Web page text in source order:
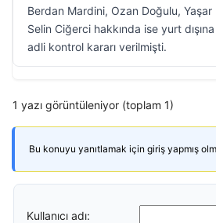
Berdan Mardini, Ozan Doğulu, Yaşar
Selin Ciğerci hakkında ise yurt
adli kontrol kararı verilmişti.
1 yazı görüntüleniyor (toplam 1)
Bu konuyu yanıtlamak için giriş yapmış
Kullanıcı adı: